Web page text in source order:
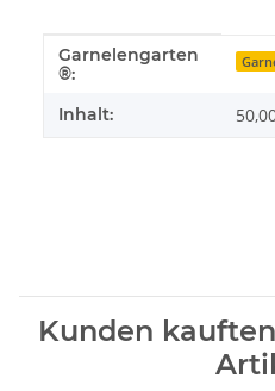
Produkteigenschaft
Wert
Garnelengarten
®:
Inhalt:
Kunden